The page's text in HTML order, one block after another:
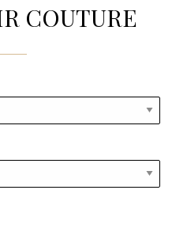
COUTURE